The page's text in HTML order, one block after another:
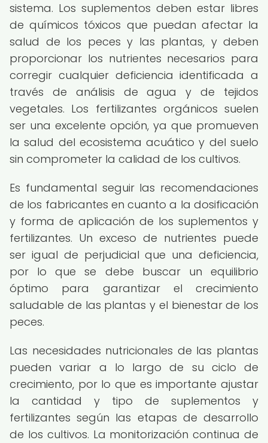
sistema. Los suplementos deben estar libres
de químicos tóxicos que puedan afectar la
salud de los peces y las plantas, y deben
proporcionar los nutrientes necesarios para
corregir cualquier deficiencia identificada a
través de análisis de agua y de tejidos
vegetales. Los fertilizantes orgánicos suelen
ser una excelente opción, ya que promueven
la salud del ecosistema acuático y del suelo
sin comprometer la calidad de los cultivos.
Es fundamental seguir las recomendaciones
de los fabricantes en cuanto a la dosificación
y forma de aplicación de los suplementos y
fertilizantes. Un exceso de nutrientes puede
ser igual de perjudicial que una deficiencia,
por lo que se debe buscar un equilibrio
óptimo para garantizar el crecimiento
saludable de las plantas y el bienestar de los
peces.
Las necesidades nutricionales de las plantas
pueden variar a lo largo de su ciclo de
crecimiento, por lo que es importante ajustar
la cantidad y tipo de suplementos y
fertilizantes según las etapas de desarrollo
de los cultivos. La monitorización continua de